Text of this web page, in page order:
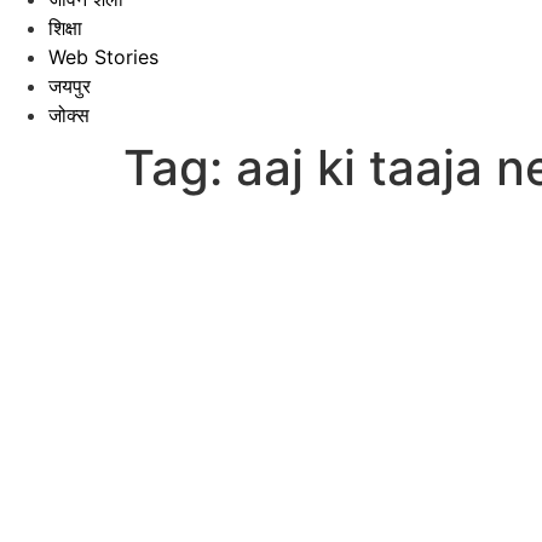
शिक्षा
Web Stories
जयपुर
जोक्स
Tag: aaj ki taaja